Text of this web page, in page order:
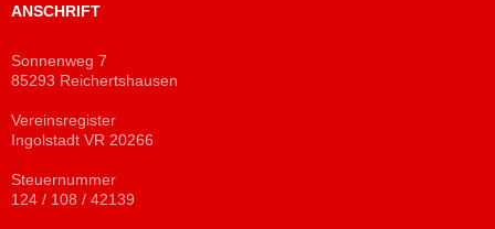
ANSCHRIFT
Sonnenweg 7
85293 Reichertshausen
Vereinsregister
Ingolstadt VR 20266
Steuernummer
124 / 108 / 42139